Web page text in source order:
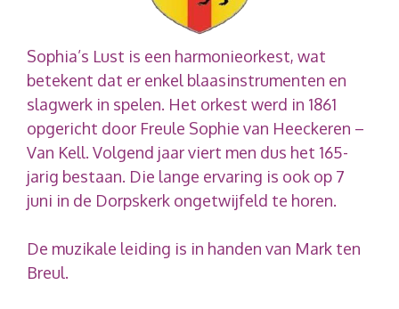
Sophia’s Lust is een harmonieorkest, wat
betekent dat er enkel blaasinstrumenten en
slagwerk in spelen. Het orkest werd in 1861
opgericht door Freule Sophie van Heeckeren –
Van Kell. Volgend jaar viert men dus het 165-
jarig bestaan. Die lange ervaring is ook op 7
juni in de Dorpskerk ongetwijfeld te horen.
De muzikale leiding is in handen van Mark ten
Breul.